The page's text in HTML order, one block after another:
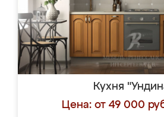
Кухня
Цена: от 49 000